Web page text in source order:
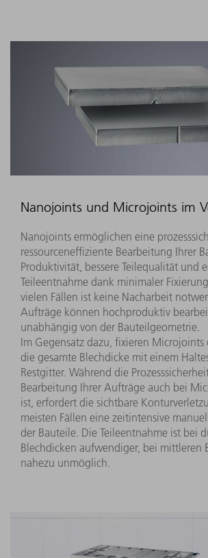
Nanojoints und Microjoints im
Nanojoints ermöglichen eine
ressourceneffiziente Bearbeitung Ihrer
Produktivität, bessere Teilequalität und
Teileentnahme dank minimaler
vielen Fällen ist keine Nacharbeit
Aufträge können hochproduktiv
unabhängig von der Bauteilgeometrie.
Im Gegensatz dazu, fixieren Microjoints
die gesamte Blechdicke mit einem
Restgitter. Während die
Bearbeitung Ihrer Aufträge auch bei
ist, erfordert die sichtbare
meisten Fällen eine zeitintensive
der Bauteile. Die Teileentnahme ist bei
Blechdicken aufwendiger, bei mittleren
nahezu unmöglich.